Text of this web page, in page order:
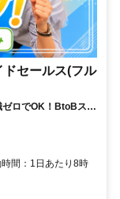
セールス(フル
ゼロでOK！BtoBスキ
間：1日あたり8時